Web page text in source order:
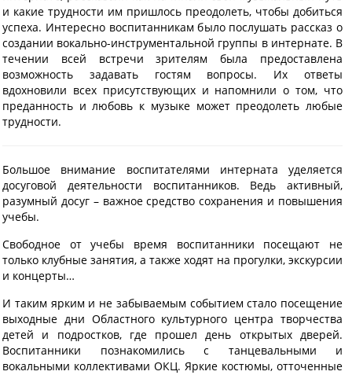
и какие трудности им пришлось преодолеть, чтобы добиться
успеха. Интересно воспитанникам было послушать рассказ о
создании вокально-инструментальной группы в интернате. В
течении всей встречи зрителям была предоставлена
возможность задавать гостям вопросы. Их ответы
вдохновили всех присутствующих и напомнили о том, что
преданность и любовь к музыке может преодолеть любые
трудности.
Большое внимание воспитателями интерната уделяется
досуговой деятельности воспитанников. Ведь активный,
разумный досуг – важное средство сохранения и повышения
учебы.
Свободное от учебы время воспитанники посещают не
только клубные занятия, а также ходят на прогулки, экскурсии
и концерты…
И таким ярким и не забываемым событием стало посещение
выходные дни Областного культурного центра творчества
детей и подростков, где прошел день открытых дверей.
Воспитанники познакомились с танцевальными и
вокальными коллективами ОКЦ. Яркие костюмы, отточенные